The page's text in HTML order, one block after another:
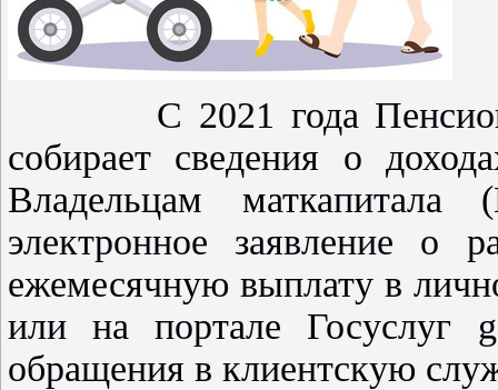
С 2021 года
собирает сведения о
Владельцам
электронное заявление о
ежемесячную выплату в
или на портале Госуслуг
обращения в клиентскую